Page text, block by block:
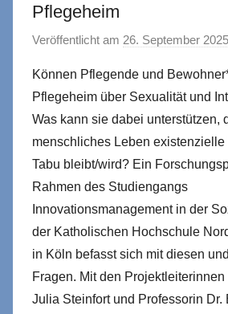
Pflegeheim
Veröffentlicht am 26. September 2025
Können Pflegende und
Pflegeheim über Sexualität und
Was kann sie dabei unterstützen,
menschliches Leben existenzielle
Tabu bleibt/wird? Ein
Rahmen des Studiengangs
Innovationsmanagement in der
der Katholischen Hochschule
in Köln befasst sich mit diesen
Fragen. Mit den Projektleiterinnen
Julia Steinfort und Professorin Dr.